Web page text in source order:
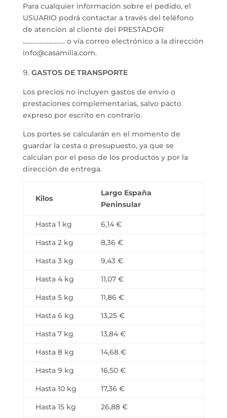
Para cualquier información sobre el pedido, el
USUARIO podrá contactar a través del teléfono
de atención al cliente del PRESTADOR
……………………. o vía correo electrónico a la dirección
info@casamilia.com.
GASTOS DE TRANSPORTE
Los precios no incluyen gastos de envío o
prestaciones complementarias, salvo pacto
expreso por escrito en contrario.
Los portes se calcularán en el momento de
guardar la cesta o presupuesto, ya que se
calculan por el peso de los productos y por la
dirección de entrega.
Kilos
Largo España
Peninsular
Hasta 1 kg
6,14 €
Hasta 2 kg
8,36 €
Hasta 3 kg
9,43 €
Hasta 4 kg
11,07 €
Hasta 5 kg
11,86 €
Hasta 6 kg
13,25 €
Hasta 7 kg
13,84 €
Hasta 8 kg
14,68 €
Hasta 9 kg
16,50 €
Hasta 10 kg
17,36 €
Hasta 15 kg
26,88 €